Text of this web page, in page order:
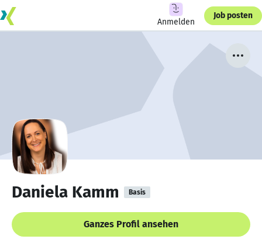
Anmelden
Job posten
Daniela Kamm Basis
Ganzes Profil ansehen